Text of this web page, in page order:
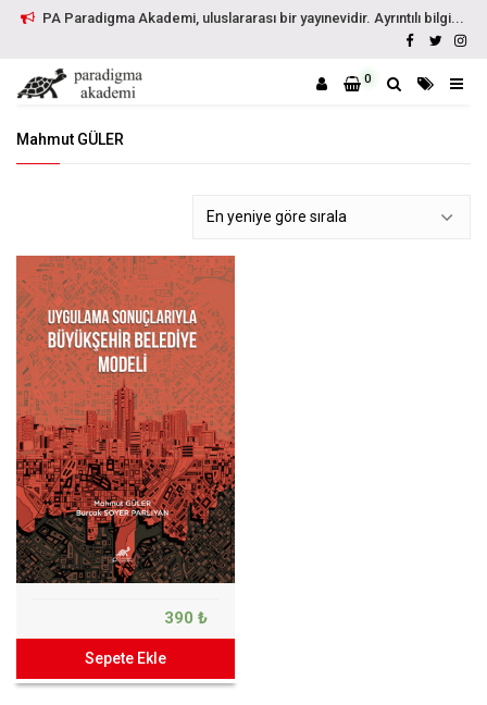
PA Paradigma Akademi, uluslararası bir yayınevidir. Ayrıntılı bilgi...
0
Mahmut GÜLER
390 ₺
Sepete Ekle